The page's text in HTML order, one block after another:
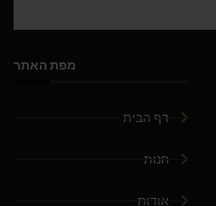
מפת האתר
דף הבית
חנות
אודות